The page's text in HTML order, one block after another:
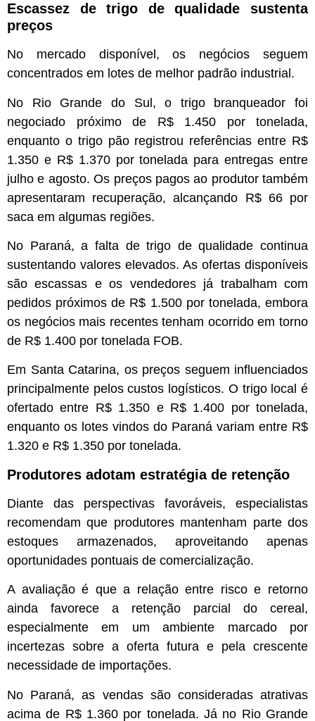
Escassez de trigo de qualidade sustenta
preços
No mercado disponível, os negócios seguem
concentrados em lotes de melhor padrão industrial.
No Rio Grande do Sul, o trigo branqueador foi
negociado próximo de R$ 1.450 por tonelada,
enquanto o trigo pão registrou referências entre R$
1.350 e R$ 1.370 por tonelada para entregas entre
julho e agosto. Os preços pagos ao produtor também
apresentaram recuperação, alcançando R$ 66 por
saca em algumas regiões.
No Paraná, a falta de trigo de qualidade continua
sustentando valores elevados. As ofertas disponíveis
são escassas e os vendedores já trabalham com
pedidos próximos de R$ 1.500 por tonelada, embora
os negócios mais recentes tenham ocorrido em torno
de R$ 1.400 por tonelada FOB.
Em Santa Catarina, os preços seguem influenciados
principalmente pelos custos logísticos. O trigo local é
ofertado entre R$ 1.350 e R$ 1.400 por tonelada,
enquanto os lotes vindos do Paraná variam entre R$
1.320 e R$ 1.350 por tonelada.
Produtores adotam estratégia de retenção
Diante das perspectivas favoráveis, especialistas
recomendam que produtores mantenham parte dos
estoques armazenados, aproveitando apenas
oportunidades pontuais de comercialização.
A avaliação é que a relação entre risco e retorno
ainda favorece a retenção parcial do cereal,
especialmente em um ambiente marcado por
incertezas sobre a oferta futura e pela crescente
necessidade de importações.
No Paraná, as vendas são consideradas atrativas
acima de R$ 1.360 por tonelada. Já no Rio Grande